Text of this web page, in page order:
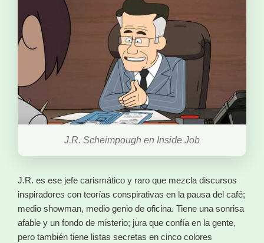
J.R. Scheimpough en Inside Job
J.R. es ese jefe carismático y raro que mezcla discursos
inspiradores con teorías conspirativas en la pausa del café;
medio showman, medio genio de oficina. Tiene una sonrisa
afable y un fondo de misterio; jura que confía en la gente,
pero también tiene listas secretas en cinco colores